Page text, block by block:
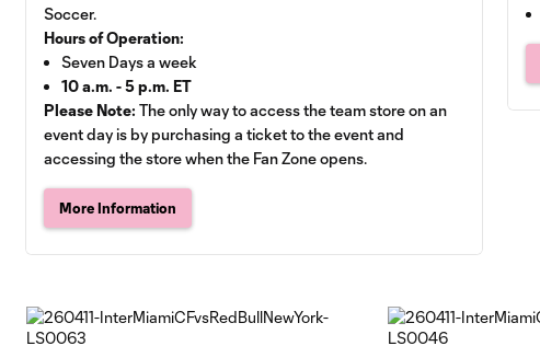
Soccer.
Hours of Operation:
Seven Days a week
10 a.m. - 5 p.m. ET
Please Note: The only way to access the team store on an
event day is by purchasing a ticket to the event and
accessing the store when the Fan Zone opens.
More Information